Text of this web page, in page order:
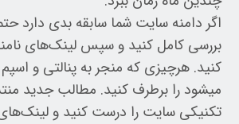
اگر دامنه سایت شما سابقه بدی دارد
کنید. هرچیزی که منجر به پنالتی و
میشود را برطرف کنید. مطالب جدید
تکنیکی سایت را درست کنید و